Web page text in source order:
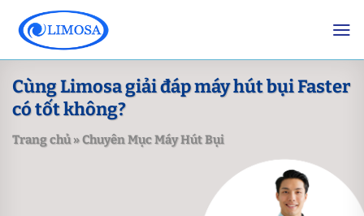
content
Cùng Limosa giải đáp máy hút bụi Faster
có tốt không?
Trang chủ»Chuyên Mục Máy Hút Bụi